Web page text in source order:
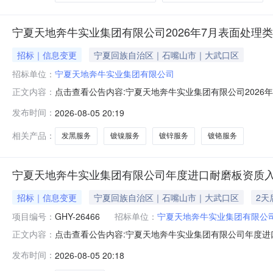
宁夏天地奔牛实业集团有限公司2026年7月表面处理
招标｜信息变更
宁夏回族自治区｜石嘴山市｜大武口区
招标单位： 宁夏天地奔牛实业集团有限公司
正文内容： 点击查看公告内容:宁夏天地奔牛实业集团有限公司2026
发布时间： 2026-08-05 20:19
相关产品：
发黑服务 镀镍服务 镀锌服务 镀铬服务
宁夏天地奔牛实业集团有限公司年度进口耐磨板资质
招标｜信息变更 宁夏回族自治区｜石嘴山市｜大武口区
2天
项目编号： GHY-26466 招标单位： 宁夏天地奔牛实业集团有限公
正文内容： 点击查看公告内容:宁夏天地奔牛实业集团有限公司年度
发布时间： 2026-08-05 20:18